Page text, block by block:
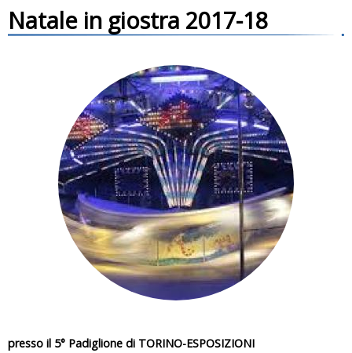
T
Natale in giostra 2017-18
presso il 5° Padiglione di TORINO-ESPOSIZIONI